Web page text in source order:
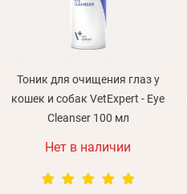
Тоник для очищения глаз у
кошек и собак VetExpert - Eye
Cleanser 100 мл
Нет в наличии